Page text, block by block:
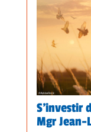
S’investir
Mgr Jean-